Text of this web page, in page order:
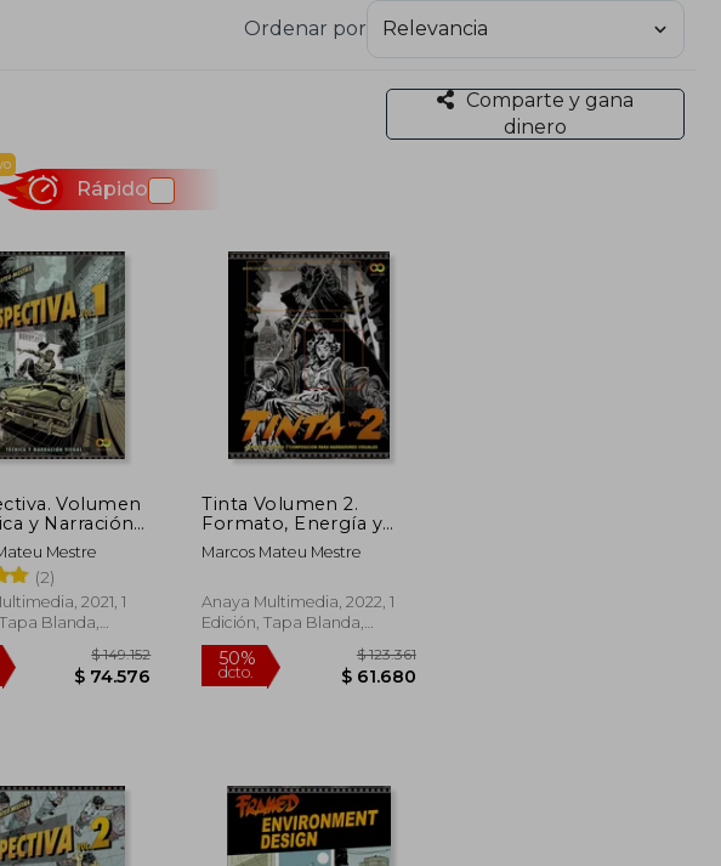
visual. Estos libros son ampliamente utilizados por artistas y
enfoque pedagógico y su habilidad para desglosar conceptos
Ordenar por
Comparte y gana
dinero
Rápido
Volumen
y Narración
Mestre
(2)
2021, 1
Blanda,
50%
dcto.
$ 149.152
$ 74.576
Tinta Volumen 2.
Formato, Energía y
Composición Para
Narradores Visuales
Marcos Mateu Mestre
Anaya Multimedia, 2022, 1
Edición, Tapa Blanda,
Nuevo
50%
dcto.